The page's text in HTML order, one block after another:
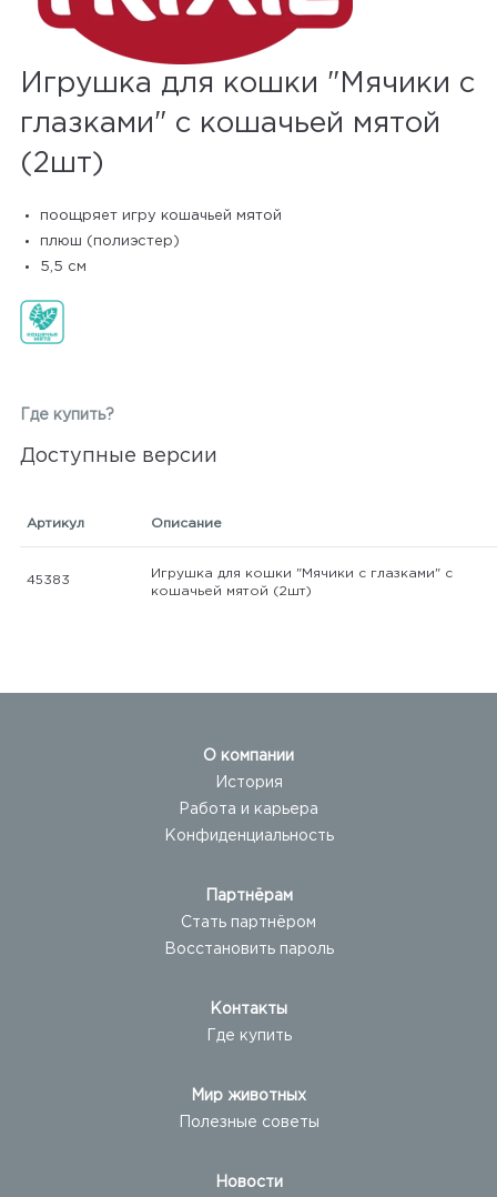
Игрушка для кошки "Мячики с
глазками" с кошачьей мятой
(2шт)
поощряет игру кошачьей мятой
плюш (полиэстер)
5,5 см
Где купить?
Доступные версии
Артикул Описание
45383
Игрушка для кошки "Мячики с глазками" с
кошачьей мятой (2шт)
О компании
История
Работа и карьера
Конфиденциальность
Партнёрам
Стать партнёром
Восстановить пароль
Контакты
Где купить
Мир животных
Полезные советы
Новости